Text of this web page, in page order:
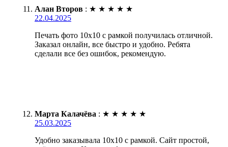
Алан Второв : ★ ★ ★ ★ ★
22.04.2025
Печать фото 10х10 с рамкой получилась отличной.
Заказал онлайн, все быстро и удобно. Ребята
сделали все без ошибок, рекомендую.
Марта Калачёва : ★ ★ ★ ★ ★
25.03.2025
Удобно заказывала 10х10 с рамкой. Сайт простой,